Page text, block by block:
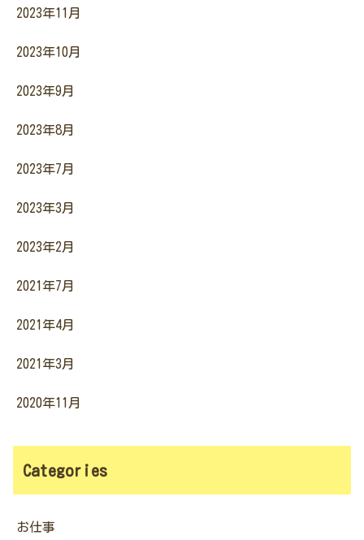
2023年11月
2023年10月
2023年9月
2023年8月
2023年7月
2023年3月
2023年2月
2021年7月
2021年4月
2021年3月
2020年11月
Categories
お仕事